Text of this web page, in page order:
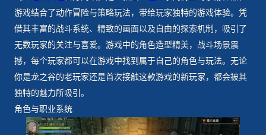
游戏结合了动作冒险与策略玩法，带给玩家独特的游戏体验。凭
借其丰富的战斗系统、精致的画面以及自由的探索机制，吸引了
无数玩家的关注与喜爱。游戏中的角色造型精美，战斗场景震
撼，每个玩家都可以在游戏中找到属于自己的角色与玩法。无论
你是龙之谷的老玩家还是首次接触这款游戏的新玩家，都会被其
独特的魅力所吸引。
角色与职业系统